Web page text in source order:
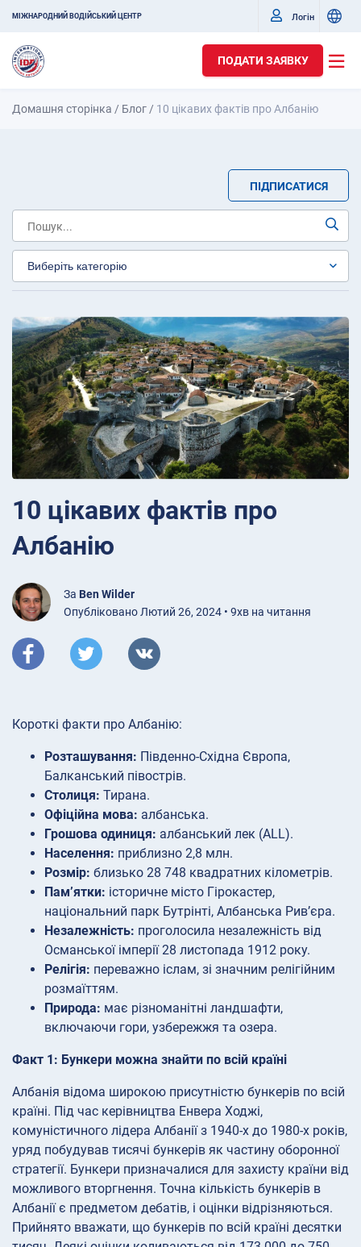
МІЖНАРОДНИЙ ВОДІЙСЬКИЙ ЦЕНТР Логін
ПОДАТИ ЗАЯВКУ
Домашня сторінка / Блог / 10 цікавих фактів про Албанію
ПІДПИСАТИСЯ
10 цікавих фактів про
Албанію
За Ben Wilder
Опубліковано Лютий 26, 2024 • 9хв на читання
Короткі факти про Албанію:
Розташування: Південно-Східна Європа,
Балканський півострів.
Столиця: Тирана.
Офіційна мова: албанська.
Грошова одиниця: албанський лек (ALL).
Населення: приблизно 2,8 млн.
Розмір: близько 28 748 квадратних кілометрів.
Пам’ятки: історичне місто Гірокастер,
національний парк Бутрінті, Албанська Рив’єра.
Незалежність: проголосила незалежність від
Османської імперії 28 листопада 1912 року.
Релігія: переважно іслам, зі значним релігійним
розмаїттям.
Природа: має різноманітні ландшафти,
включаючи гори, узбережжя та озера.
Факт 1: Бункери можна знайти по всій країні
Албанія відома широкою присутністю бункерів по всій
країні. Під час керівництва Енвера Ходжі,
комуністичного лідера Албанії з 1940-х до 1980-х років,
уряд побудував тисячі бункерів як частину оборонної
стратегії. Бункери призначалися для захисту країни від
можливого вторгнення. Точна кількість бункерів в
Албанії є предметом дебатів, і оцінки відрізняються.
Прийнято вважати, що бункерів по всій країні десятки